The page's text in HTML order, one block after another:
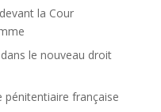
la Cour
le nouveau droit
pénitentiaire française